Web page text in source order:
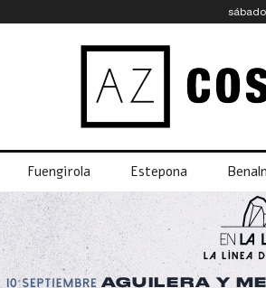
sábado
Fuengirola Estepona